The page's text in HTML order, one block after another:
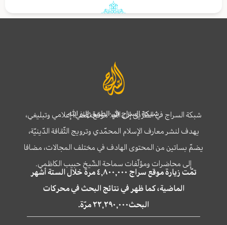
شبكة السراج في الطريق إلى الله
شبكة السراج في الطريق إلى الله؛ موقع ثقافي، إعلامي وتبليغي،
يهدف لنشر معارف الإسلام المحمّدي وترويج الثّقافة الدّينيّة،
يضمّ بساتين من المحتوى الهادف في مختلف المجالات، مضافا
إلى محاضرات ومؤلّفات سماحة الشّيخ حبيب الكاظمي.
تمّت زيارة موقع سراج ٤,٨٠٠,٠٠٠ مرة خلال الستة أشهر
الماضية، كما ظهر في نتائج البحث في محركات
البحث٢٢,٢٩٠,٠٠٠ مرّة.